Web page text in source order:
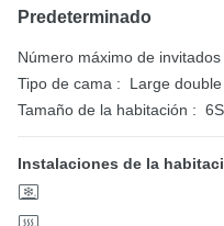
Predeterminado
Número máximo de invitados
Tipo de cama :
Large
Tamaño de la habitación :
Instalaciones de la